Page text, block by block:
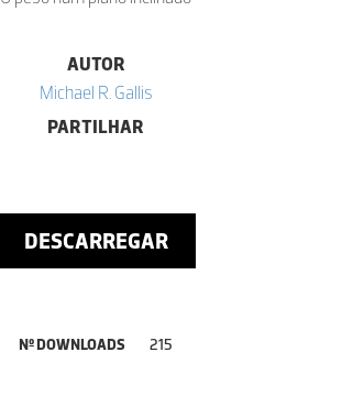
AUTOR
Michael R. Gallis
PARTILHAR
DESCARREGAR
Nº DOWNLOADS 215